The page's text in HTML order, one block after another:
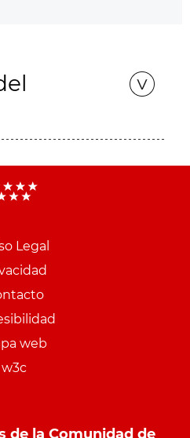
Legal
web
w3c
de la Comunidad de